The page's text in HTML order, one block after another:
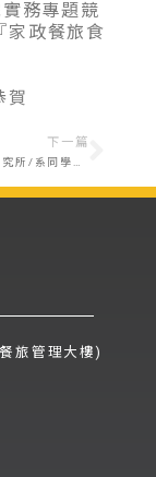
務專題競
家政餐旅食
賀
下一篇
賀！餐旅管理研究所/系同學榮獲「2019 KICC 韓國國際餐飲大賽」－藝術馬卡龍-金牌、歐式麵包-銀牌
旅管理大樓)